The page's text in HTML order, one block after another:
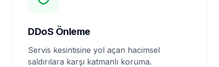
DDoS Önleme
Servis kesintisine yol açan hacimsel
saldırılara karşı katmanlı koruma.